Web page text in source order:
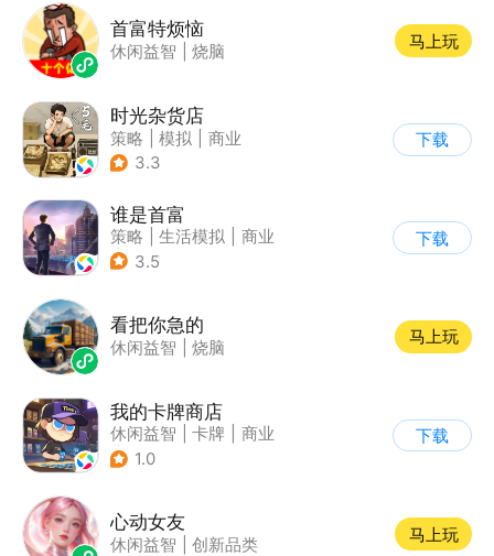
首富特烦恼
休闲益智 烧脑
马上玩
时光杂货店
策略 模拟
商业
| 童年
3.3
下载
谁是首富
策略 生活模拟
商业
| 写实
3.5
下载
看把你急的
休闲益智 烧脑
马上玩
我的卡牌商店
休闲益智 卡牌
商业
| 卡通
1.0
下载
心动女友
休闲益智 创新品类
马上玩